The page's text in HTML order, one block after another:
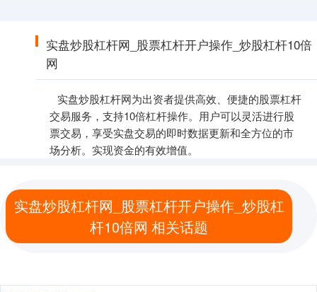
实盘炒股杠杆网_股票杠杆开户操作_炒股杠杆10倍
网
实盘炒股杠杆网为出资者提供高效、便捷的股票杠杆
交易服务，支持10倍杠杆操作。用户可以灵活进行股
票交易，享受实盘交易的即时数据更新和全方位的市
场分析。实现资金的有效增值。
实盘炒股杠杆网_股票杠杆开户操作_炒股杠
杆10倍网 相关话题